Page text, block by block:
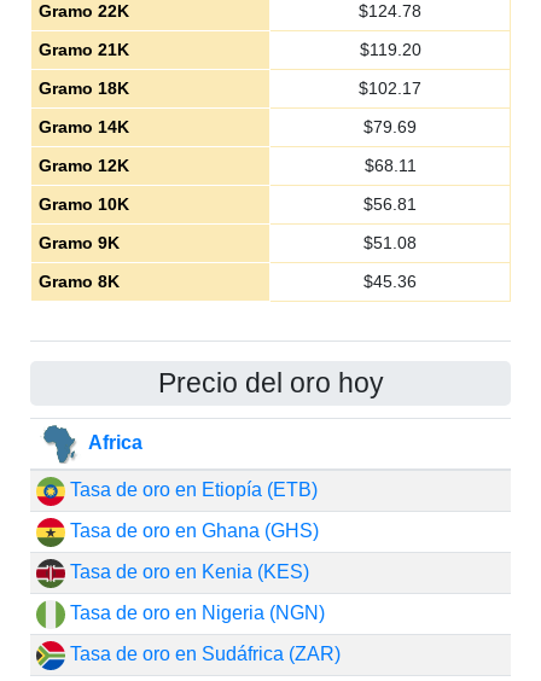
Gramo 22K
$124.78
Gramo 21K
$119.20
Gramo 18K
$102.17
Gramo 14K
$79.69
Gramo 12K
$68.11
Gramo 10K
$56.81
Gramo 9K
$51.08
Gramo 8K
$45.36
Precio del oro hoy
Africa
Tasa de oro en Etiopía (ETB)
Tasa de oro en Ghana (GHS)
Tasa de oro en Kenia (KES)
Tasa de oro en Nigeria (NGN)
Tasa de oro en Sudáfrica (ZAR)